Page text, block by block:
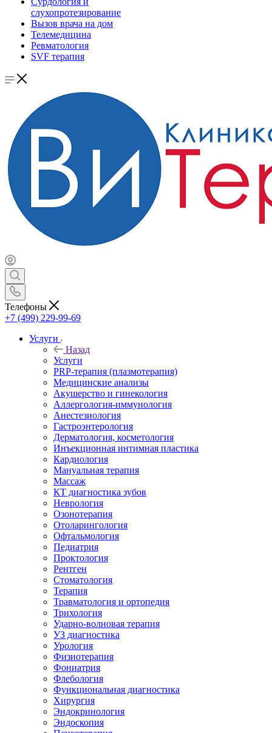
слухопротезирование
Вызов врача на дом
Телемедицина
Ревматология
SVF терапия
Телефоны
+7 (499) 229-99-69
Услуги
Назад
Услуги
PRP-терапия (плазмотерапия)
Медицинские анализы
Акушерство и гинекология
Аллергология-иммунология
Анестезиология
Гастроэнтерология
Дерматология, косметология
Инъекционная интимная пластика
Кардиология
Мануальная терапия
Массаж
КТ диагностика зубов
Неврология
Озонотерапия
Отоларингология
Офтальмология
Педиатрия
Проктология
Рентген
Стоматология
Терапия
Травматология и ортопедия
Трихология
Ударно-волновая терапия
УЗ диагностика
Урология
Физиотерапия
Фониатрия
Флебология
Функциональная диагностика
Хирургия
Эндокринология
Эндоскопия